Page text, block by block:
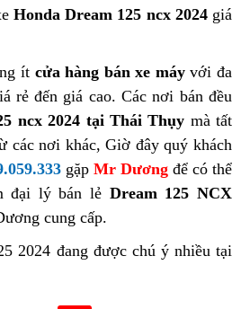
Honda Dream 125 ncx 2024giá
ít cửa hàng bán xe máyvới đa
rẻ đến giá cao. Các nơi bán đều
ncx 2024 tại Thái Thụy mà tất
các nơi khác, Giờ đây quý khách
gặp Mr Dương để có thể
đại lý bán lẻ Dream 125 NCX
cung cấp.
2024 đang được chú ý nhiều tại